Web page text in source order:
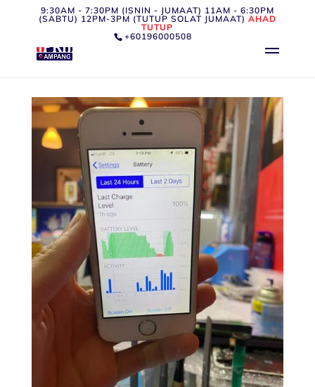
9:30AM - 7:30PM (ISNIN - JUMAAT) 11AM - 6:30PM
(SABTU) 12PM-3PM (TUTUP SOLAT JUMAAT) AHAD
TUTUP
+60196000508